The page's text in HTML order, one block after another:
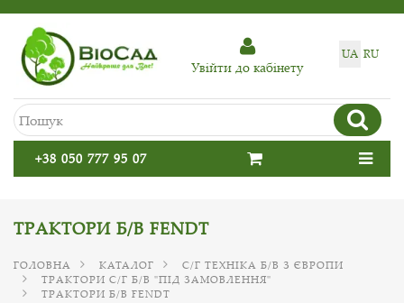
UA RU
Увiйти до кабiнету
+38 050 777 95 07
ТРАКТОРИ Б/В FENDT
ГОЛОВНА КАТАЛОГ
С/Г ТЕХНІКА Б/В З ЄВРОПИ
ТРАКТОРИ С/Г Б/В "ПІД ЗАМОВЛЕННЯ"
ТРАКТОРИ Б/В FENDT